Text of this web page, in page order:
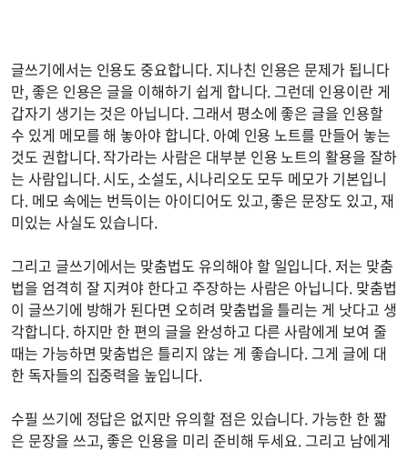
글쓰기에서는 인용도 중요합니다. 지나친 인용은 문제가 됩니다
만, 좋은 인용은 글을 이해하기 쉽게 합니다. 그런데 인용이란 게
갑자기 생기는 것은 아닙니다. 그래서 평소에 좋은 글을 인용할
수 있게 메모를 해 놓아야 합니다. 아예 인용 노트를 만들어 놓는
것도 권합니다. 작가라는 사람은 대부분 인용 노트의 활용을 잘하
는 사람입니다. 시도, 소설도, 시나리오도 모두 메모가 기본입니
다. 메모 속에는 번득이는 아이디어도 있고, 좋은 문장도 있고, 재
미있는 사실도 있습니다.
그리고 글쓰기에서는 맞춤법도 유의해야 할 일입니다. 저는 맞춤
법을 엄격히 잘 지켜야 한다고 주장하는 사람은 아닙니다. 맞춤법
이 글쓰기에 방해가 된다면 오히려 맞춤법을 틀리는 게 낫다고 생
각합니다. 하지만 한 편의 글을 완성하고 다른 사람에게 보여 줄
때는 가능하면 맞춤법은 틀리지 않는 게 좋습니다. 그게 글에 대
한 독자들의 집중력을 높입니다.
수필 쓰기에 정답은 없지만 유의할 점은 있습니다. 가능한 한 짧
은 문장을 쓰고, 좋은 인용을 미리 준비해 두세요. 그리고 남에게